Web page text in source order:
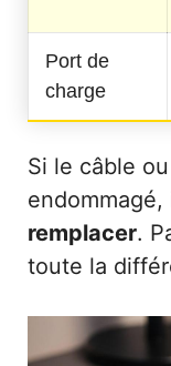
Port de
charge
Si le câble
remplacer.
toute la